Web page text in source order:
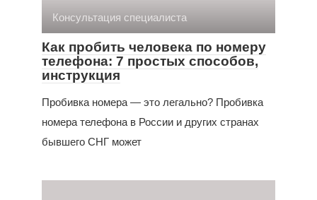
Консультация специалиста
Как пробить человека по номеру
телефона: 7 простых способов,
инструкция
Пробивка номера — это легально? Пробивка
номера телефона в России и других странах
бывшего СНГ может